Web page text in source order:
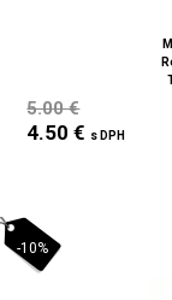
5.00 €
4.50 € s DPH
-10%